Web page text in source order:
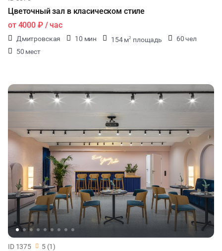
Цветочный зал в класическом стиле
от 4000 ₽/ час
Дмитровская 10 мин 154 м2 площадь
60 чел
50 мест
ID 1375 5 (1)